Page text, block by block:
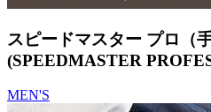
スピードマスター プロ（手
(SPEEDMASTER
MEN'S